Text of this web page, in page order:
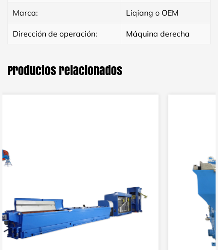
Marca: Liqiang o OEM
Dirección de operación: Máquina derecha
Productos relacionados